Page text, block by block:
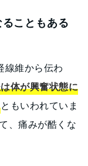
こともある
線維から伝わ
体が興奮状態に
ともいわれていま
、痛みが酷くな